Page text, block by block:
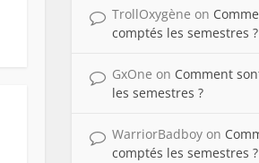
TrollOxygène on
comptés les semestres ?
GxOne on Comment
les semestres ?
WarriorBadboy on
comptés les semestres ?